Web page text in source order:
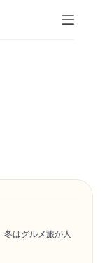
はグルメ旅が人